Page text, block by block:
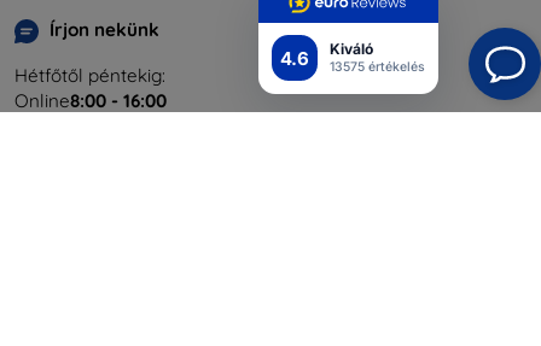
4.6 Kiváló
13575 értékelés
Írjon nekünk
Hétfőtől péntekig:
Online8:00 - 16:00